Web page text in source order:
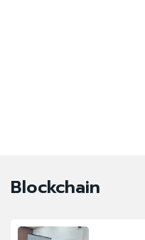
Blockchain